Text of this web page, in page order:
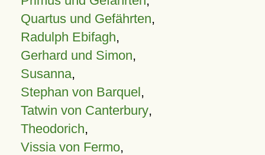
Quartus und Gefährten,
Radulph Ebifagh,
Gerhard und Simon,
Susanna,
Stephan von Barquel,
Tatwin von Canterbury,
Theodorich,
Vissia von Fermo,